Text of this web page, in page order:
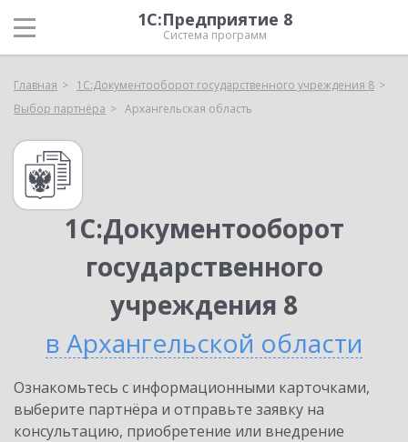
1С:Предприятие 8
Система программ
Главная
1С:Документооборот государственного учреждения 8
Выбор партнёра
Архангельская область
1С:Документооборот
государственного
учреждения 8
в Архангельской области
Ознакомьтесь с информационными карточками,
выберите партнёра и отправьте заявку на
консультацию, приобретение или внедрение